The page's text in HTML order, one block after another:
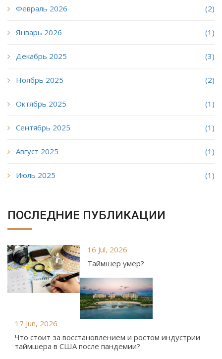
Февраль 2026 (2)
Январь 2026 (1)
Декабрь 2025 (3)
Ноябрь 2025 (2)
Октябрь 2025 (1)
Сентябрь 2025 (1)
Август 2025 (1)
Июль 2025 (1)
ПОСЛЕДНИЕ ПУБЛИКАЦИИ
16 Jul, 2026
Таймшер умер?
17 Jun, 2026
Что стоит за восстановлением и ростом индустрии
таймшера в США после пандемии?